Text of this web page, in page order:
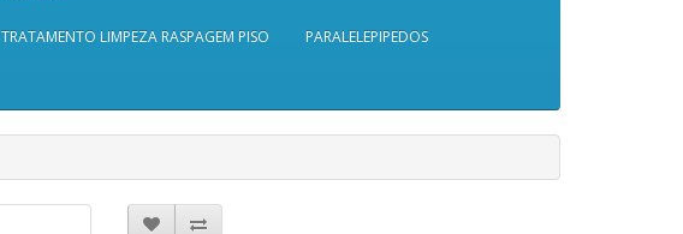
TRATAMENTO LIMPEZA RASPAGEM PISO PARALELEPIPEDOS